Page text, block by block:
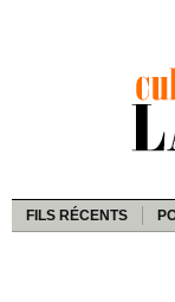
FILS RÉCENTS